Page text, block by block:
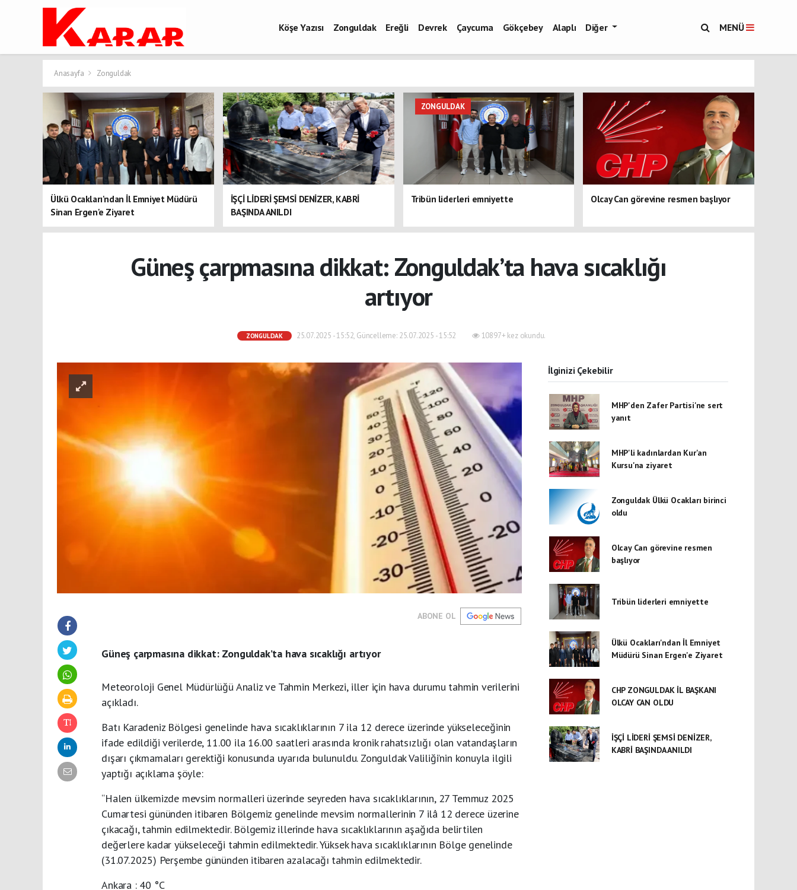
Köşe Yazısı Zonguldak Ereğli Devrek Çaycuma Gökçebey Alaplı Diğer MENÜ
Anasayfa Zonguldak
Ülkü Ocakları'ndan İl Emniyet Müdürü
Sinan Ergen'e Ziyaret
İŞÇİ LİDERİ ŞEMSİ DENİZER, KABRİ
BAŞINDA ANILDI
ZONGULDAK
Tribün liderleri emniyette Olcay Can görevine resmen başlıyor
Güneş çarpmasına dikkat: Zonguldak’ta hava sıcaklığı
artıyor
ZONGULDAK 25.07.2025 - 15:52, Güncelleme: 25.07.2025 - 15:52 10897+ kez okundu.
ABONE OL
Güneş çarpmasına dikkat: Zonguldak’ta hava sıcaklığı artıyor
Meteoroloji Genel Müdürlüğü Analiz ve Tahmin Merkezi, iller için hava durumu tahmin verilerini
açıkladı.
Batı Karadeniz Bölgesi genelinde hava sıcaklıklarının 7 ila 12 derece üzerinde yükseleceğinin
ifade edildiği verilerde, 11.00 ila 16.00 saatleri arasında kronik rahatsızlığı olan vatandaşların
dışarı çıkmamaları gerektiği konusunda uyarıda bulunuldu. Zonguldak Valiliği’nin konuyla ilgili
yaptığı açıklama şöyle:
“Halen ülkemizde mevsim normalleri üzerinde seyreden hava sıcaklıklarının, 27 Temmuz 2025
Cumartesi gününden itibaren Bölgemiz genelinde mevsim normallerinin 7 ilâ 12 derece üzerine
çıkacağı, tahmin edilmektedir. Bölgemiz illerinde hava sıcaklıklarının aşağıda belirtilen
değerlere kadar yükseleceği tahmin edilmektedir. Yüksek hava sıcaklıklarının Bölge genelinde
(31.07.2025) Perşembe gününden itibaren azalacağı tahmin edilmektedir.
Ankara : 40 °C
İlginizi Çekebilir
MHP'den Zafer Partisi'ne sert
yanıt
MHP'li kadınlardan Kur'an
Kursu'na ziyaret
Zonguldak Ülkü Ocakları birinci
oldu
Olcay Can görevine resmen
başlıyor
Tribün liderleri emniyette
Ülkü Ocakları'ndan İl Emniyet
Müdürü Sinan Ergen'e Ziyaret
CHP ZONGULDAK İL BAŞKANI
OLCAY CAN OLDU
İŞÇİ LİDERİ ŞEMSİ DENİZER,
KABRİ BAŞINDA ANILDI